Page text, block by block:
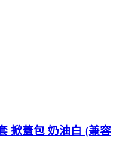
掀蓋包 奶油白 (兼容